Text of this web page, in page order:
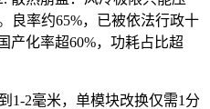
良率约65%，已被依​法行政​十
产化率超60%，功耗占比超
2毫米，单模块改换仅需1分